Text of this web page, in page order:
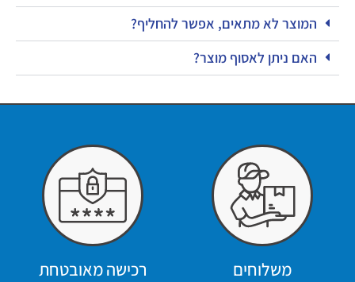
המוצר לא מתאים, אפשר להחליף?
האם ניתן לאסוף מוצר?
משלוחים רכישה מאובטחת